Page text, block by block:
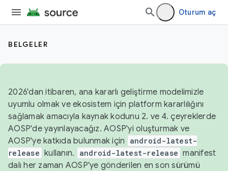
Oturum aç
BELGELER
2026'dan itibaren, ana kararlı geliştirme modelimizle
uyumlu olmak ve ekosistem için platform kararlılığını
sağlamak amacıyla kaynak kodunu 2. ve 4. çeyreklerde
AOSP'de yayınlayacağız. AOSP'yi oluşturmak ve
AOSP'ye katkıda bulunmak için
android-latest-
release kullanın. android-latest-release manifest
dalı her zaman AOSP'ye gönderilen en son sürümü